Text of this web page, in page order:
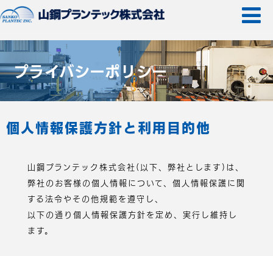
プライバシーポリシー
個人情報保護方針と利用目的他
山鋼プランテック株式会社(以下、弊社とします)は、
弊社のお客様の個人情報について、個人情報保護に関
する法令やその他規範を遵守し、
以下の通り個人情報保護方針を定め、実行し維持し
ます。